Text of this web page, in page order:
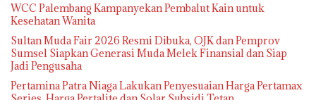
WCC Palembang Kampanyekan Pembalut Kain untuk
Kesehatan Wanita
Sultan Muda Fair 2026 Resmi Dibuka, OJK dan Pemprov
Sumsel Siapkan Generasi Muda Melek Finansial dan Siap
Jadi Pengusaha
Pertamina Patra Niaga Lakukan Penyesuaian Harga Pertamax